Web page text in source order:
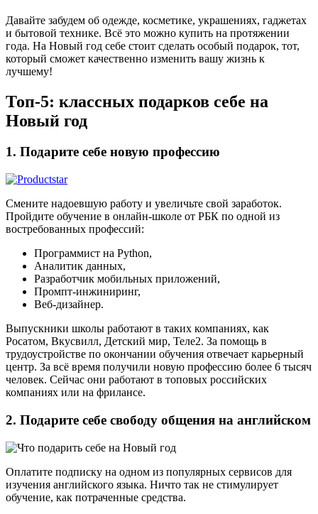
Давайте забудем об одежде, косметике, украшениях, гаджетах
и бытовой технике. Всё это можно купить на протяжении
года. На Новый год себе стоит сделать особый подарок, тот,
который сможет качественно изменить вашу жизнь к
лучшему!
Топ-5: классных подарков себе на
Новый год
1. Подарите себе новую профессию
Смените надоевшую работу и увеличьте свой заработок.
Пройдите обучение в онлайн-школе от РБК по одной из
востребованных профессий:
Программист на Python,
Аналитик данных,
Разработчик мобильных приложений,
Промпт-инжиниринг,
Веб-дизайнер.
Выпускники школы работают в таких компаниях, как
Росатом, Вкусвилл, Детский мир, Теле2. За помощь в
трудоустройстве по окончании обучения отвечает карьерный
центр. За всё время получили новую профессию более 6 тысяч
человек. Сейчас они работают в топовых российских
компаниях или на фрилансе.
2. Подарите себе свободу общения на английском
Оплатите подписку на одном из популярных сервисов для
изучения английского языка. Ничто так не стимулирует
обучение, как потраченные средства.